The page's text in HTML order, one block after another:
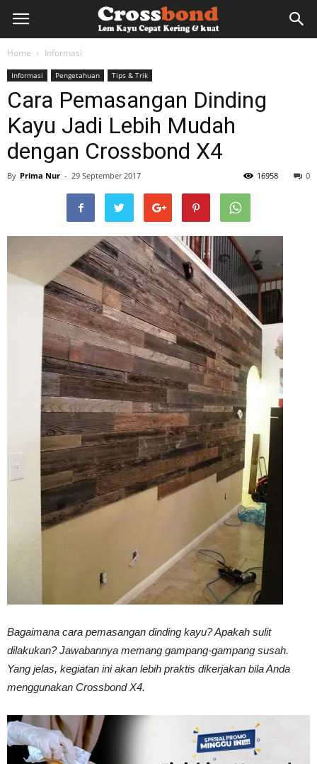
lemkayu.net
Lem
Kering,
Tahan
Home Informasi
Informasi Pengetahuan Tips & Trik
Cara Pemasangan Dinding
Kayu Jadi Lebih Mudah
dengan Crossbond X4
By Prima Nur - 29 September 2017 0
16958
Bagaimana cara pemasangan dinding kayu? Apakah sulit
dilakukan? Jawabannya memang gampang-gampang susah.
Yang jelas, kegiatan ini akan lebih praktis dikerjakan bila Anda
menggunakan Crossbond X4.